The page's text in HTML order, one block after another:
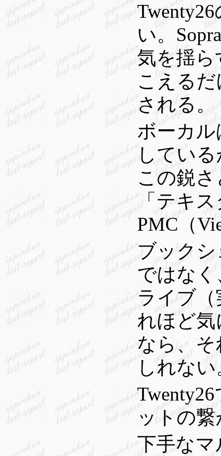
い。
気を揺
こえる
される。
ボーカ
してい
この鋭
「テキ
PMC（
ブックシ
ではな
ライブ
れほど
なら、
しれない
ットの
下手な